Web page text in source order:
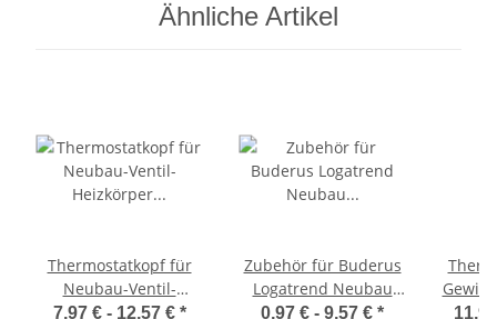
Ähnliche Artikel
Thermostatkopf für
Neubau-Ventil-
Heizkörper
7,97 € - 12,57 € *
Zubehör für Buderus
Logatrend Neubau
Ventil-Heizkörper
0,97 € - 9,57 € *